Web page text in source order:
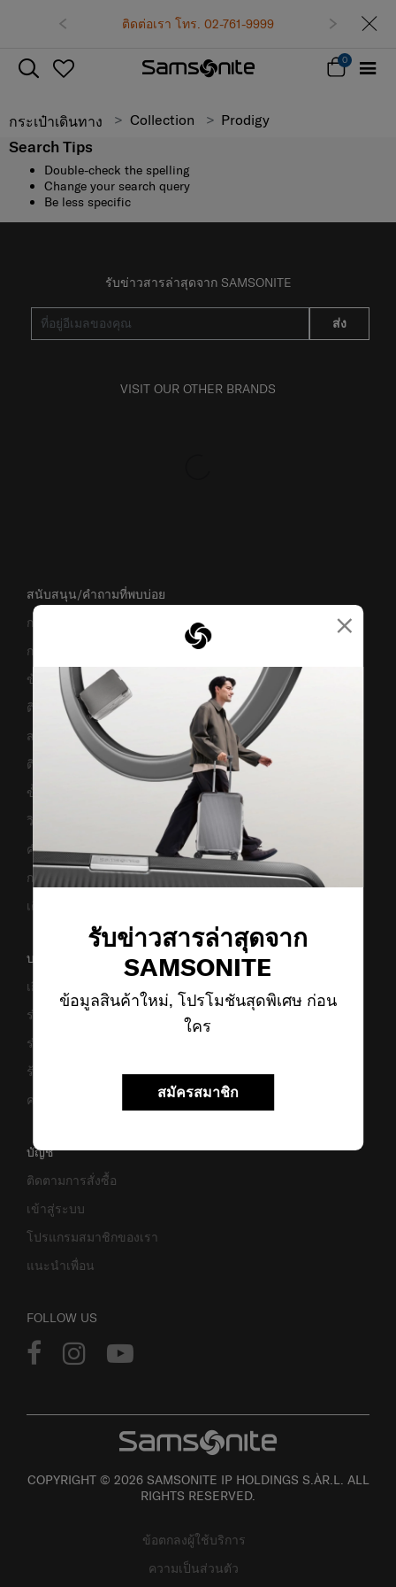
×
รับข่าวสารล่าสุดจาก
SAMSONITE
ข้อมูลสินค้าใหม่, โปรโมชันสุดพิเศษ ก่อน
ใคร
สมัครสมาชิก
ติดต่อเรา โทร. 02-761-9999
0
กระเป๋าเดินทาง Collection Prodigy
Search Tips
Double-check the spelling
Change your search query
Be less specific
รับข่าวสารล่าสุดจาก SAMSONITE
ส่ง
VISIT OUR OTHER BRANDS
สนับสนุน/คำถามที่พบบ่อย
การขนส่งและการจัดส่ง
การคืนสินค้าและการคืนเงิน
ข้อกำหนดและเงื่อนไขการรับประกัน
ติดต่อเรา
สอบถามข้อมูลทางธุรกิจ
ติดตามสถานะสินค้า
ขั้นตอนการผ่อนชำระ
วิธีเซ็ตรหัสล็อค
คำแนะนำในการดูแล
การแจ้งเตือนเว็บไซต์ปลอม
เตือนภัย! มิจฉาชีพ
บริษัทของเรา
เกี่ยวกับเรา
ร่วมงานกับเรา
ร่วมธุรกิจ
ร้านค้า
ความยั่งยืน
บัญชี
ติดตามการสั่งซื้อ
เข้าสู่ระบบ
โปรแกรมสมาชิกของเรา
แนะนำเพื่อน
FOLLOW US
COPYRIGHT © 2026 SAMSONITE IP HOLDINGS S.ÀR.L. ALL
RIGHTS RESERVED.
ข้อตกลงผู้ใช้บริการ
ความเป็นส่วนตัว